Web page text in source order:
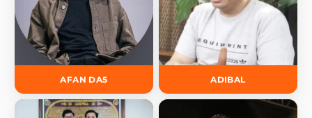
AFAN DA5 ADIBAL